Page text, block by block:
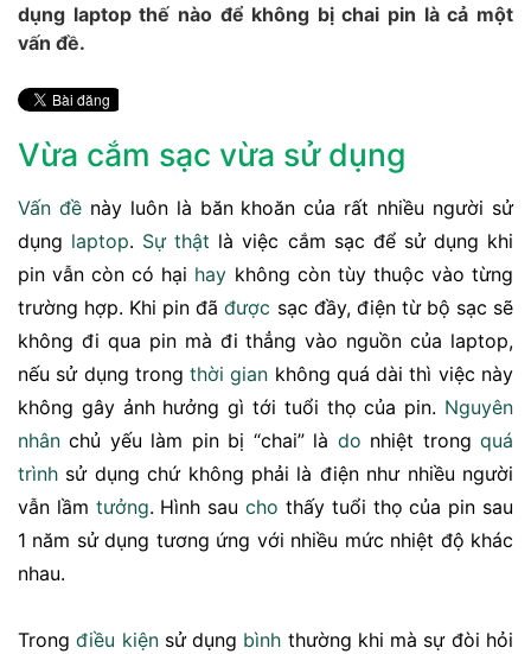
dụng laptop thế nào để không bị chai pin là cả một
vấn đề.
Vừa cắm sạc vừa sử dụng
Vấn đềnày luôn là băn khoăn của rất nhiều người sử
dụng laptop. Sự thật là việc cắm sạc để sử dụng khi
pin vẫn còn có hại hay không còn tùy thuộc vào từng
trường hợp. Khi pin đãđược sạc đầy, điện từ bộ sạc sẽ
không đi qua pin mà đi thẳng vào nguồn của laptop,
nếu sử dụng trongthời gian không quá dài thì việc này
không gây ảnh hưởng gì tới tuổi thọ của pin. Nguyên
nhân chủ yếu làm pin bị “chai” là do nhiệt trongquá
trình sử dụng chứ không phải là điện như nhiều người
vẫn lầm tưởng. Hình saucho thấy tuổi thọ của pin sau
1 năm sử dụng tương ứng với nhiều mức nhiệt độ khác
nhau.
Trongđiều kiệnsử dụng bình thường khi mà sự đòi hỏi